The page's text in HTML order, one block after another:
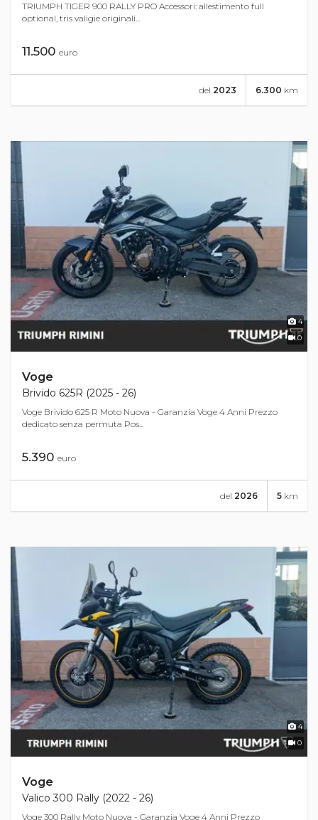
TRIUMPH TIGER 900 RALLY PRO Accessori: allestimento full
optional, tris valigie originali...
11.500 euro
6.300 km
del 2023
4
0
Voge
Brivido 625R (2025 - 26)
Voge Brivido 625 R Moto Nuova - Garanzia Voge 4 Anni Prezzo
dedicato senza permuta Pos...
5.390 euro
5 km
del 2026
4
0
Voge
Valico 300 Rally (2022 - 26)
Voge 300 Rally Moto Nuova - Garanzia Voge 4 Anni Prezzo